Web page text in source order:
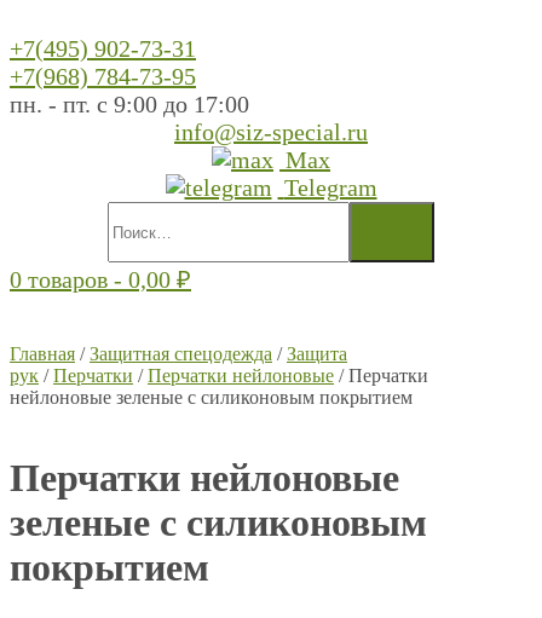
+7(495) 902-73-31
+7(968) 784-73-95
пн. - пт. с 9:00 до 17:00
info@siz-special.ru
Max
Telegram
0 товаров - 0,00 ₽
Главная /Защитная спецодежда /Защита
рук /Перчатки /Перчатки нейлоновые / Перчатки
нейлоновые зеленые с силиконовым покрытием
Перчатки нейлоновые
зеленые с силиконовым
покрытием